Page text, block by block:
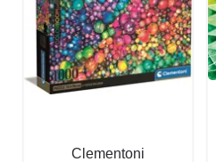
Clementoni